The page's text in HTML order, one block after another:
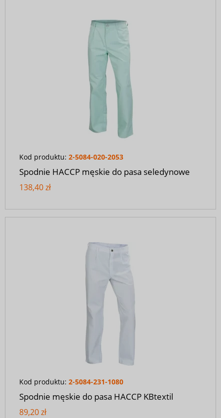
Kod produktu: 2-5084-020-2053
Spodnie HACCP męskie do pasa seledynowe
138,40 zł
Kod produktu: 2-5084-231-1080
Spodnie męskie do pasa HACCP KBtextil
89,20 zł